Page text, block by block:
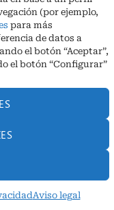
(por ejemplo,
para más
de datos a
el botón “Aceptar”,
el botón “Configurar”
Aviso legal
| Telf. + 34 957 51
porBabait Technology